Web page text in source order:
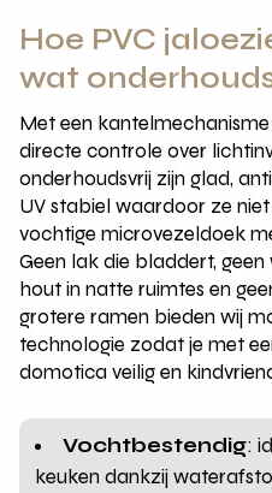
Hoe PVC
wat
Met een
directe controle over
onderhoudsvrij zijn glad,
UV stabiel waardoor ze niet
vochtige microvezeldoek
Geen lak die bladdert,
hout in natte ruimtes en
grotere ramen bieden wij
technologie zodat je met
domotica veilig en
Vochtbestendig:
keuken dankzij